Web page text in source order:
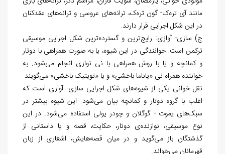
مانند آی تره‌ک- گون تره‌ک، ترانه‌های عروسی و ترانه‌های عقدکنان
در این شکل اجرایی قرار دارند.
ج) سازی- آوازی: رایج‌ترین و گسترده‌ترین شکل اجرایی موسیقی
ترکمن است. خوانندگی در این شیوه، یا به صورت همراهی با دوتار
و کمانچه و یا با روش همراهی با نی نوازی انجام می‌شود. به
خواننده همراه نی «یاناما باخشی» و یا «تویتیک باخشی» می‌گویند.
نقل خوانی یکی از شیوه‌های شکل اجرایی سازی- آوازی است که
اغلب با گروه دوتار و کمانچه بیان می‌شود. این شیوه بیشتر در
سبک‌های یموت - گوگلان و چودر یولی استفاده می‌شود. در این
نوع موسیقی، نوازنده‌ی دوتار، حکایت، قصه و یا داستانی از
گذشتگان باز می‌گوید و در میان قصه‌هایش، اشعاری از زبان